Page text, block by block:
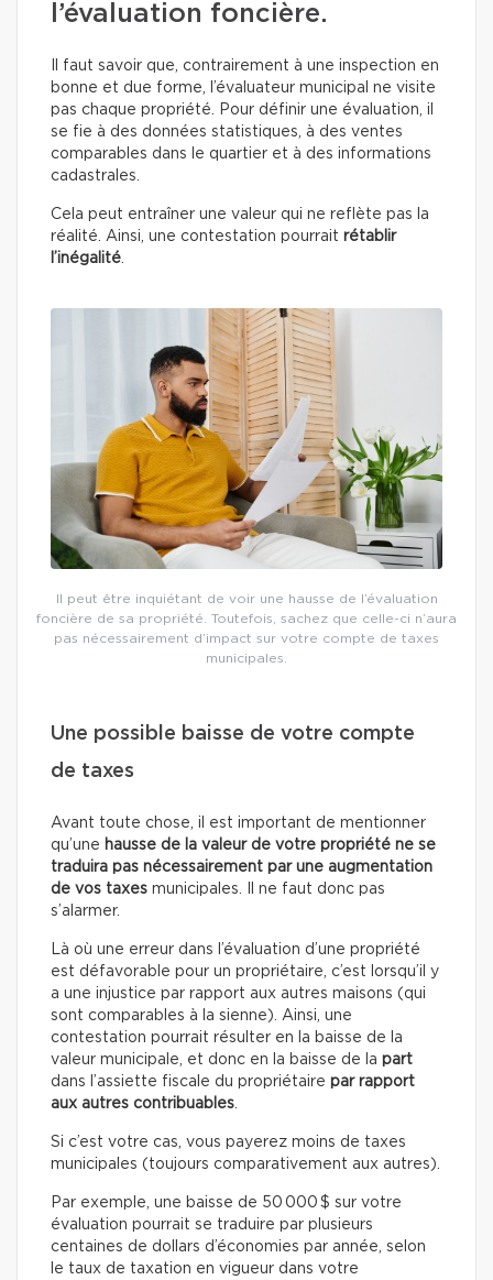
l’évaluation foncière.
Il faut savoir que, contrairement à une inspection en
bonne et due forme, l’évaluateur municipal ne visite
pas chaque propriété. Pour définir une évaluation, il
se fie à des données statistiques, à des ventes
comparables dans le quartier et à des informations
cadastrales.
Cela peut entraîner une valeur qui ne reflète pas la
réalité. Ainsi, une contestation pourrait rétablir
l’inégalité.
Il peut être inquiétant de voir une hausse de l’évaluation
foncière de sa propriété. Toutefois, sachez que celle-ci n’aura
pas nécessairement d’impact sur votre compte de taxes
municipales.
Une possible baisse de votre compte
de taxes
Avant toute chose, il est important de mentionner
qu’une hausse de la valeur de votre propriété ne se
traduira pas nécessairement par une augmentation
de vos taxes municipales. Il ne faut donc pas
s’alarmer.
Là où une erreur dans l’évaluation d’une propriété
est défavorable pour un propriétaire, c’est lorsqu’il y
a une injustice par rapport aux autres maisons (qui
sont comparables à la sienne). Ainsi, une
contestation pourrait résulter en la baisse de la
valeur municipale, et donc en la baisse de la part
dans l’assiette fiscale du propriétaire par rapport
aux autres contribuables.
Si c’est votre cas, vous payerez moins de taxes
municipales (toujours comparativement aux autres).
Par exemple, une baisse de 50 000 $ sur votre
évaluation pourrait se traduire par plusieurs
centaines de dollars d’économies par année, selon
le taux de taxation en vigueur dans votre